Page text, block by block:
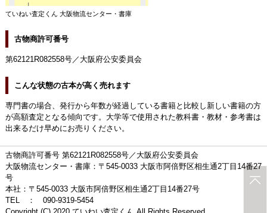
ていねい査定くん 大阪物流センター・書庫
古物商許可番号
第62121R082558号／大阪府公安委員会
こんな状態の古本が高く売れます
専門書の場合、発行から年数が経過している書籍と比較し新しい書籍の方
が高額査定となる傾向です。大学等で使用された教科書・教材・参考書は
出来るだけ早めにお売りください。
古物商許可番号 第62121R082558号／大阪府公安委員会
大阪物流センター・書庫：〒545-0033 大阪市阿倍野区相生通2丁目14番27
号
本社：〒545-0033 大阪市阿倍野区相生通2丁目14番27号
TEL ： 090-9319-5454